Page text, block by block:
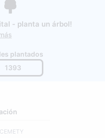
- planta un árbol!
plantados
1393